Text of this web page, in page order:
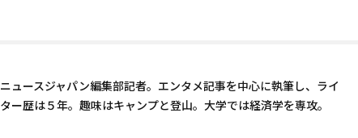
ニュースジャパン編集部記者。エンタメ記事を中心に執筆し、ライ
ター歴は５年。趣味はキャンプと登山。大学では経済学を専攻。